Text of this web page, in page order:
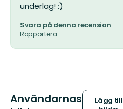
underlag! :)
Svara på denna recension
Rapportera
Användarnas
Lägg till